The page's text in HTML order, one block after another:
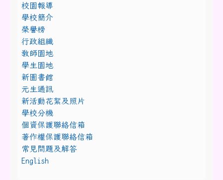
校園報導
學校簡介
榮譽榜
行政組織
教師園地
學生園地
新圖書館
元生通訊
新活動花絮及照片
學校分機
個資保護聯絡信箱
著作權保護聯絡信箱
常見問題及解答
English